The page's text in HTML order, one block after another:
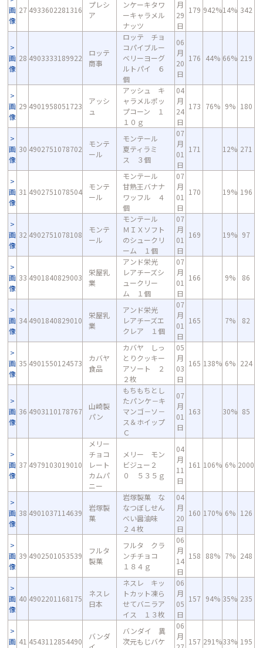
画
像
27 4933602281316
プレシ
ア
ンケーキタワ
ーキャラメル
ナッツ
月
29
日
179 942%14% 342
画
像
28 4903333189922
ロッテ
商事
ロッテ チョ
コパイブルー
ベリーヨーグ
ルトパイ ６
個
06
月
20
日
176 44% 66% 219
画
像
29 4901958051723
アッシ
ュ
アッシュ キ
ャラメルポッ
プコーン １
１０ｇ
04
月
24
日
173 76% 9% 180
画
像
30 4902751078702
モンテ
ール
モンテール
夏ティラミ
ス ３個
07
月
01
日
171 12% 271
画
像
31 4902751078504
モンテ
ール
モンテール
甘熟王バナナ
ワッフル ４
個
07
月
01
日
170 19% 196
画
像
32 4902751078108
モンテ
ール
モンテール
ＭＩＸソフト
のシュークリ
ーム １個
07
月
01
日
169 19% 97
画
像
33 4901840829003
栄屋乳
業
アンド栄光
レアチーズシ
ュークリー
ム １個
07
月
01
日
166 9% 86
画
像
34 4901840829010
栄屋乳
業
アンド栄光
レアチーズエ
クレア １個
07
月
01
日
165 7% 82
画
像
35 4901550124573
カバヤ
食品
カバヤ しっ
とりクッキー
アソート ２
２枚
05
月
03
日
165 138% 6% 224
画
像
36 4903110178767
山崎製
パン
もちもちとし
たパンケ－キ
マンゴ－ソ－
ス＆ホイップ
Ｃ
07
月
01
日
163 30% 85
画
像
37 4979103019010
メリー
チョコ
レート
カムパ
ニー
メリー モン
ビジュー２
０ ５３５ｇ
04
月
11
日
161 106% 6% 2000
画
像
38 4901037114639
岩塚製
菓
岩塚製菓 な
なつぼしせん
べい醤油味
２４枚
04
月
20
日
160 170% 6% 126
画
像
39 4902501053539
フルタ
製菓
フルタ クラ
ンチチョコ
１８４ｇ
06
月
14
日
158 88% 7% 248
画
像
40 4902201168175
ネスレ
日本
ネスレ キッ
トカット凍ら
せてバニラア
イス １３枚
06
月
05
日
157 94% 35% 235
画 41 4543112854490
バンダ
バンダイ 異
次元もじバケ
06
月
157 291%33% 195